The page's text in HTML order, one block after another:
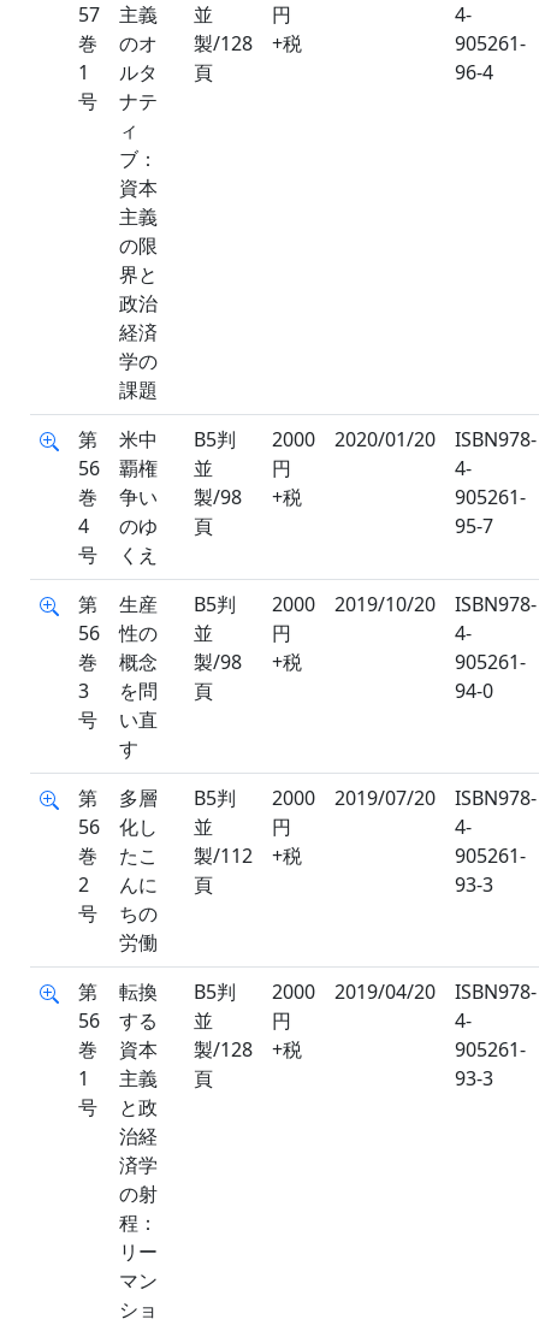
57
巻
1
号
主義
のオ
ルタ
ナテ
ィ
ブ：
資本
主義
の限
界と
政治
経済
学の
課題
並
製/128
頁
円
+税
4-
905261-
96-4
第
56
巻
4
号
米中
覇権
争い
のゆ
くえ
B5判
並
製/98
頁
2000
円
+税
2020/01/20
ISBN978-
4-
905261-
95-7
第
56
巻
3
号
生産
性の
概念
を問
い直
す
B5判
並
製/98
頁
2000
円
+税
2019/10/20
ISBN978-
4-
905261-
94-0
第
56
巻
2
号
多層
化し
たこ
んに
ちの
労働
B5判
並
製/112
頁
2000
円
+税
2019/07/20
ISBN978-
4-
905261-
93-3
第
56
巻
1
号
転換
する
資本
主義
と政
治経
済学
の射
程：
リー
マン
ショ
B5判
並
製/128
頁
2000
円
+税
2019/04/20
ISBN978-
4-
905261-
93-3